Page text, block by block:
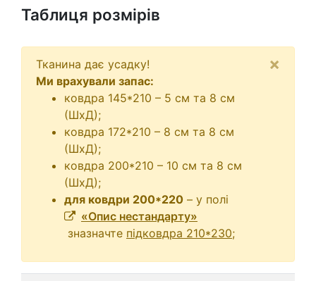
Таблиця розмірів
Тканина дає усадку!
Ми врахували запас:
ковдра 145*210 – 5 см та 8 см
(ШхД);
ковдра 172*210 – 8 см та 8 см
(ШхД);
ковдра 200*210 – 10 см та 8 см
(ШхД);
для ковдри 200*220 – у полі
«Опис нестандарту»
зназначте підковдра 210*230;
×